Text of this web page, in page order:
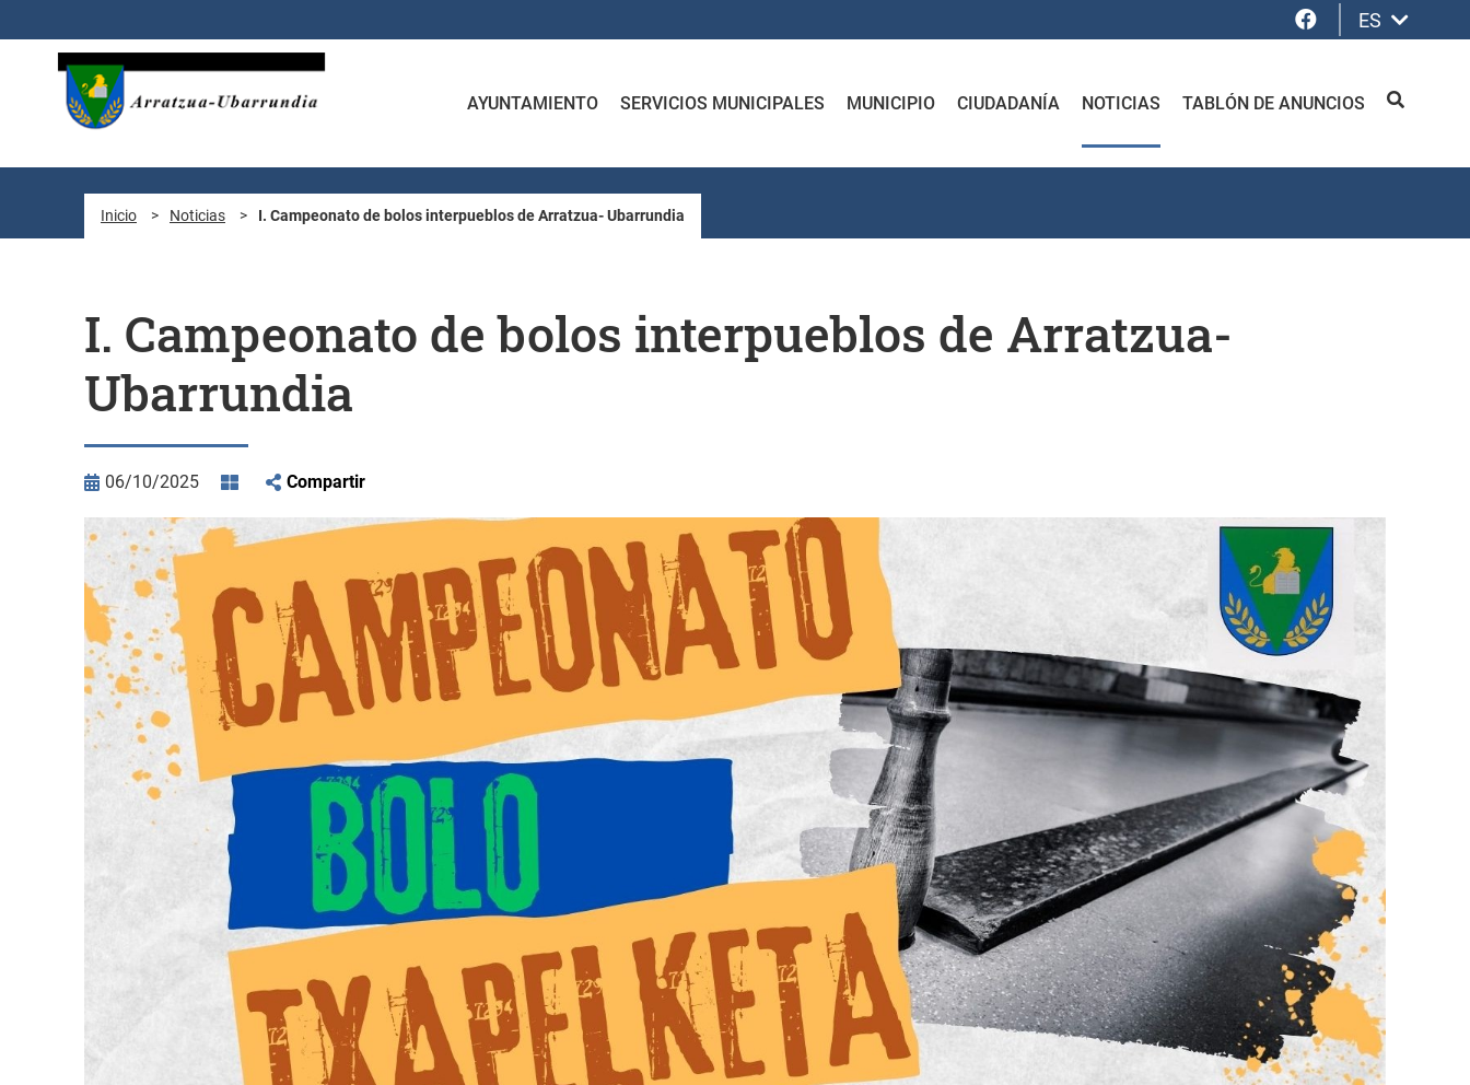
Facebook
ES
AYUNTAMIENTO SERVICIOS MUNICIPALES MUNICIPIO CIUDADANÍA NOTICIAS TABLÓN DE ANUNCIOS BUSCAR
Inicio > Noticias > I. Campeonato de bolos interpueblos de Arratzua- Ubarrundia
I. Campeonato de bolos interpueblos de Arratzua-
Ubarrundia
06/10/2025 Compartir